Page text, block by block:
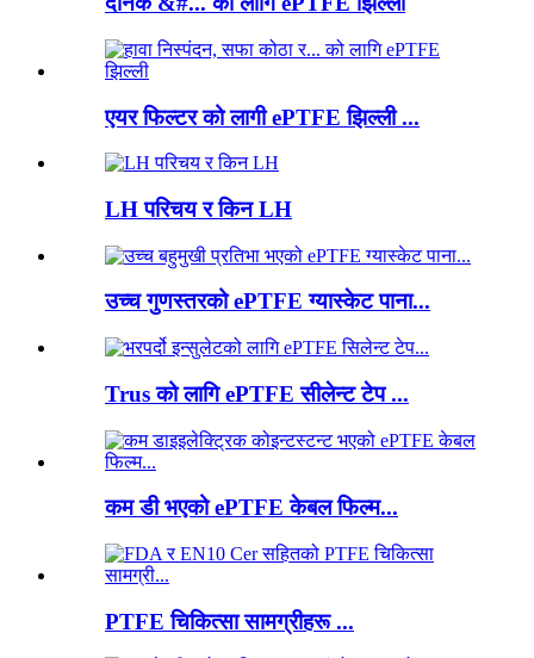
एयर फिल्टर को लागी ePTFE झिल्ली ...
LH परिचय र किन LH
उच्च गुणस्तरको ePTFE ग्यास्केट पाना...
Trus को लागि ePTFE सीलेन्ट टेप ...
कम डी भएको ePTFE केबल फिल्म...
PTFE चिकित्सा सामग्रीहरू ...